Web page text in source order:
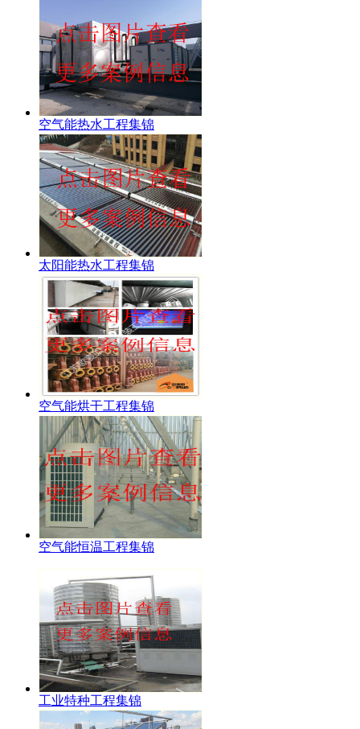
空气能热水工程集锦
太阳能热水工程集锦
空气能烘干工程集锦
空气能恒温工程集锦
工业特种工程集锦